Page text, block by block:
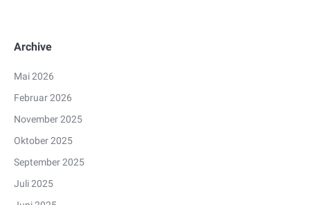
Archive
Mai 2026
Februar 2026
November 2025
Oktober 2025
September 2025
Juli 2025